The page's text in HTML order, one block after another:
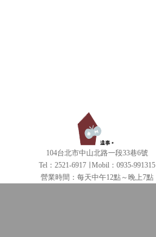
104台北市中山北路一段33巷6號
Tel：2521-6917 ∣ Mobil：0935-991315
營業時間：每天中午12點～晚上7點